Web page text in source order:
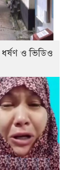
ধর্ষণ ও ভিডিও